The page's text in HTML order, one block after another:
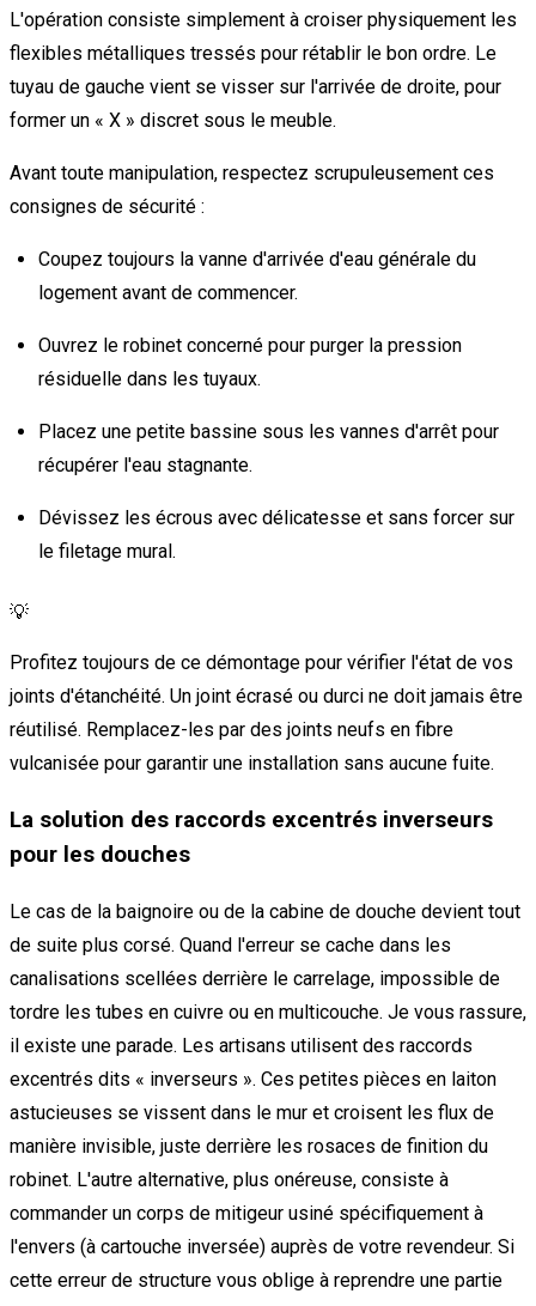
L'opération consiste simplement à croiser physiquement les
flexibles métalliques tressés pour rétablir le bon ordre. Le
tuyau de gauche vient se visser sur l'arrivée de droite, pour
former un « X » discret sous le meuble.
Avant toute manipulation, respectez scrupuleusement ces
consignes de sécurité :
Coupez toujours la vanne d'arrivée d'eau générale du
logement avant de commencer.
Ouvrez le robinet concerné pour purger la pression
résiduelle dans les tuyaux.
Placez une petite bassine sous les vannes d'arrêt pour
récupérer l'eau stagnante.
Dévissez les écrous avec délicatesse et sans forcer sur
le filetage mural.
💡
Profitez toujours de ce démontage pour vérifier l'état de vos
joints d'étanchéité. Un joint écrasé ou durci ne doit jamais être
réutilisé. Remplacez-les par des joints neufs en fibre
vulcanisée pour garantir une installation sans aucune fuite.
La solution des raccords excentrés inverseurs
pour les douches
Le cas de la baignoire ou de la cabine de douche devient tout
de suite plus corsé. Quand l'erreur se cache dans les
canalisations scellées derrière le carrelage, impossible de
tordre les tubes en cuivre ou en multicouche. Je vous rassure,
il existe une parade. Les artisans utilisent des raccords
excentrés dits « inverseurs ». Ces petites pièces en laiton
astucieuses se vissent dans le mur et croisent les flux de
manière invisible, juste derrière les rosaces de finition du
robinet. L'autre alternative, plus onéreuse, consiste à
commander un corps de mitigeur usiné spécifiquement à
l'envers (à cartouche inversée) auprès de votre revendeur. Si
cette erreur de structure vous oblige à reprendre une partie